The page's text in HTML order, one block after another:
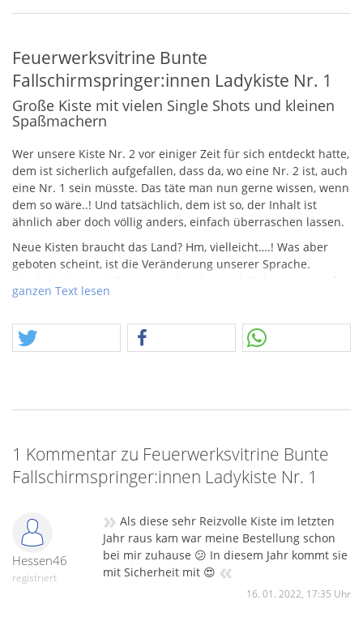
Feuerwerksvitrine Bunte
Fallschirmspringer:innen Ladykiste Nr. 1
Große Kiste mit vielen Single Shots und kleinen
Spaßmachern
Wer unsere Kiste Nr. 2 vor einiger Zeit für sich entdeckt hatte,
dem ist sicherlich aufgefallen, dass da, wo eine Nr. 2 ist, auch
eine Nr. 1 sein müsste. Das täte man nun gerne wissen, wenn
dem so wäre..! Und tatsächlich, dem ist so, der Inhalt ist
ähnlich aber doch völlig anders, einfach überraschen lassen.
Neue Kisten braucht das Land? Hm, vielleicht….! Was aber
geboten scheint, ist die Veränderung unserer Sprache.
Minderheiten und Egomanen brechen sich Bahnen, um auf
die Ungerechtigkeiten unserer Zeit aufmerksam zu machen.
Einzug hält? Wir fallen ehrfürchtig auf die Knie und beten
“NEIN”.
dem Credo, jeder möge so leben und reden, wie es ihm
einnimmt. Also zum Himmel damit!
In der Kist: innen finden wir zahlreiche Variant: innen
Starter: innen. Verstanden? Lad: innen und Lad: außen,
vielleicht kann jeder sortieren, wie es ihm/ihr/es gefällt.
ganzen Text lesen
1 Kommentar zu Feuerwerksvitrine Bunte
Fallschirmspringer:innen Ladykiste Nr. 1
Hessen46
registriert
» Als diese sehr Reizvolle Kiste im letzten
Jahr raus kam war meine Bestellung schon
bei mir zuhause 😕 In diesem Jahr kommt sie
mit Sicherheit mit 😍 «
16. 01. 2022, 17:35 Uhr